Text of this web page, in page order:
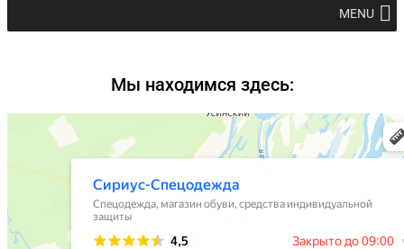
MENU
Мы находимся здесь: